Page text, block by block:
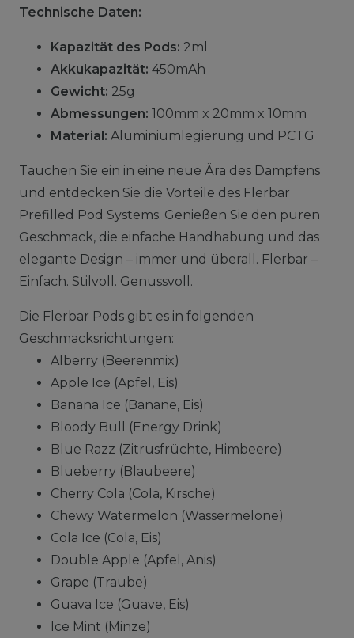
Technische Daten:
Kapazität des Pods: 2ml
Akkukapazität: 450mAh
Gewicht: 25g
Abmessungen: 100mm x 20mm x 10mm
Material: Aluminiumlegierung und PCTG
Tauchen Sie ein in eine neue Ära des Dampfens
und entdecken Sie die Vorteile des Flerbar
Prefilled Pod Systems. Genießen Sie den puren
Geschmack, die einfache Handhabung und das
elegante Design – immer und überall. Flerbar –
Einfach. Stilvoll. Genussvoll.
Die Flerbar Pods gibt es in folgenden
Geschmacksrichtungen:
Alberry (Beerenmix)
Apple Ice (Apfel, Eis)
Banana Ice (Banane, Eis)
Bloody Bull (Energy Drink)
Blue Razz (Zitrusfrüchte, Himbeere)
Blueberry (Blaubeere)
Cherry Cola (Cola, Kirsche)
Chewy Watermelon (Wassermelone)
Cola Ice (Cola, Eis)
Double Apple (Apfel, Anis)
Grape (Traube)
Guava Ice (Guave, Eis)
Ice Mint (Minze)